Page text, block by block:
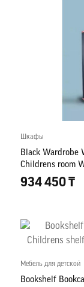
Шкафы
Black Wardrobe
Childrens room
934 450 ₸
Мебель для детской
Bookshelf